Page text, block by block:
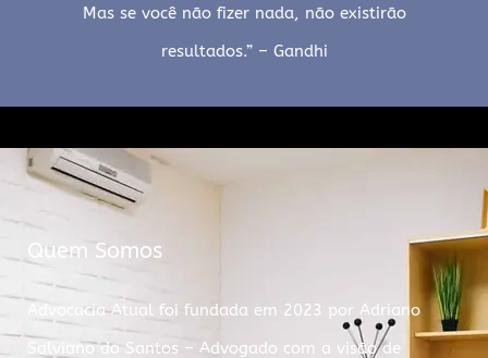
Mas se você não fizer nada, não existirão
resultados.” – Gandhi
Quem Somos
Advocacia Atual foi fundada em 2023 por Adriano
Salviano do Santos – Advogado com a visão de